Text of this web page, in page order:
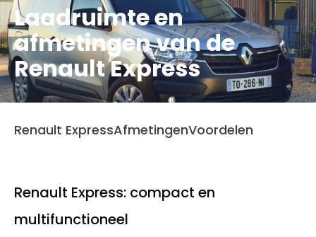
Laadruimte en
afmetingen van de
Renault Express
Renault ExpressAfmetingenVoordelen
Renault Express: compact en
multifunctioneel